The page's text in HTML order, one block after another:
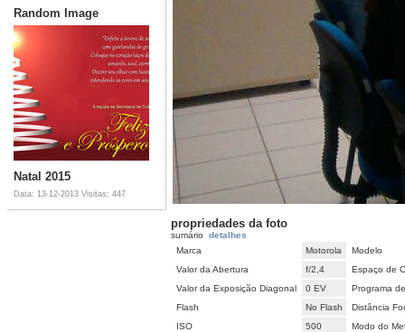
Random Image
Natal 2015
Data: 13-12-2013 Visitas: 447
propriedades da foto
sumário detalhes
Marca
Motorola
Modelo
Valor da Abertura
f/2,4
Espaço de
Valor da Exposição Diagonal
0 EV
Programa
Flash
No Flash
Distância
ISO
500
Modo do